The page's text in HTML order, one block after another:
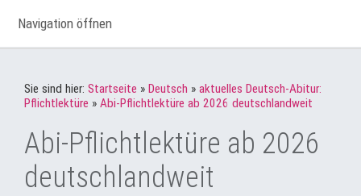
Navigation öffnen
Sie sind hier: Startseite » Deutsch » aktuelles Deutsch-Abitur:
Pflichtlektüre » Abi-Pflichtlektüre ab 2026 deutschlandweit
Abi-Pflichtlektüre ab 2026
deutschlandweit